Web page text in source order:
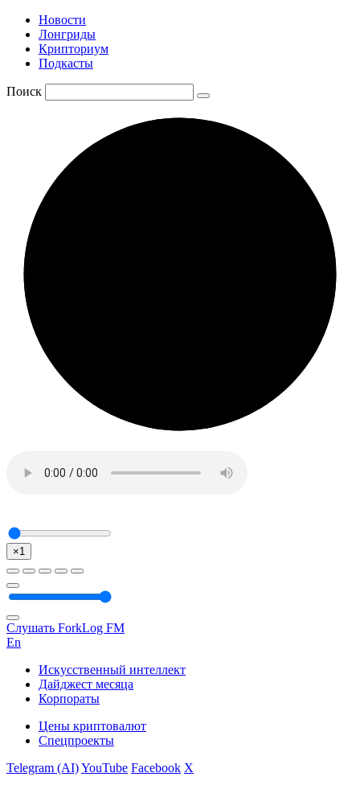
Новости
Лонгриды
Крипториум
Подкасты
Поиск
×1
Слушать ForkLog FM
En
Искусственный интеллект
Дайджест месяца
Корпораты
Цены криптовалют
Спецпроекты
Telegram (AI)YouTube Facebook X